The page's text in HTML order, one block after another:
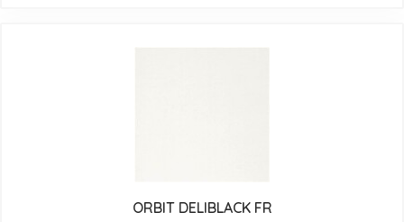
ORBIT DELIBLACK FR